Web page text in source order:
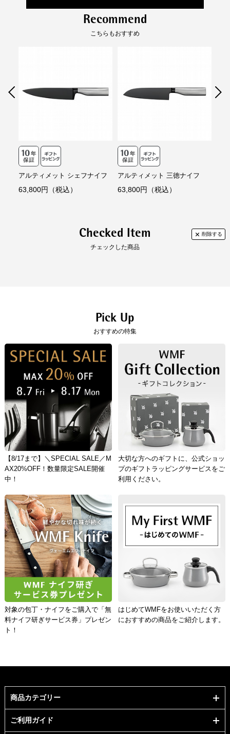
一括払のみご利用可能です。
330円（一律）
刃を研がなくても、変わらない鋭い切れ味を保証します。
※研いだ場合は、保証の対象外となります。
■カーボン素材の漆黒ブラックとステンレスの上質なコンビネーション。人
間工学に基づく設計で優れた操作性を実現。
幅（mm）:25
ル8％）
幅（mm）:95
高さ（mm）:33
重量（g）:330
性能
食器洗浄機使用:不可
シャープナーや砥石などで刃を処理するとダ
イヤモンドライクカーボン（DLC）コーディ
※研いだ場合は、保証の対象外となります。
Recommend
こちらもおすすめ
アルティメット シェフナイフ
63,800円（税込）
アルティメット 三徳ナイフ
63,800円（税込）
Checked Item
チェックした商品
Pick Up
おすすめの特集
【8/17まで】＼SPECIAL SALE／M
AX20%OFF！数量限定SALE開催
中！
大切な方へのギフトに、公式ショッ
プのギフトラッピングサービスをご
利用ください。
対象の包丁・ナイフをご購入で「無
料ナイフ研ぎサービス券」プレゼン
ト！
はじめてWMFをお使いいただく方
におすすめの商品をご紹介します。
商品カテゴリー
ご利用ガイド